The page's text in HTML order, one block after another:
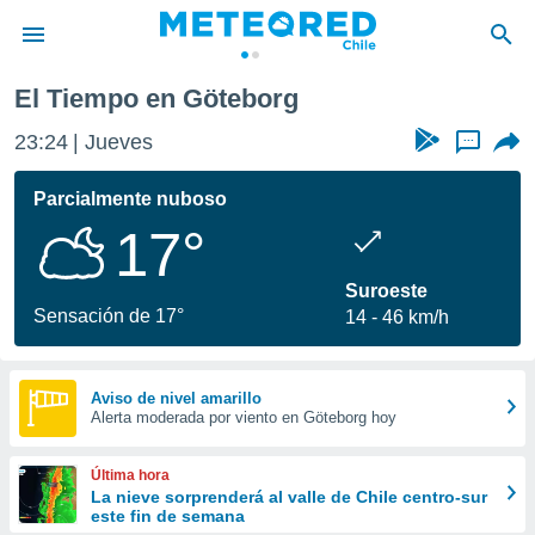
de
por
se
calidad.
a este
las
y
digital
basada
El Tiempo en Göteborg
23:24 Jueves ...
Parcialmente nuboso
17°
Sensación de 17°
Suroeste
14
46 km/h
Aviso de nivel amarillo
Alerta moderada por viento en Göteborg hoy
Última hora
La nieve sorprenderá al valle de Chile centro-sur
este fin de semana